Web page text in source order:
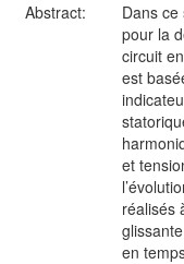
Abstract:
Dans
pour la
circuit
est
et
réalisés
en